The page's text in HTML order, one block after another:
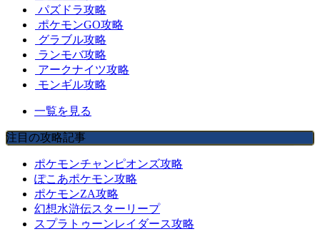
パズドラ攻略
ポケモンGO攻略
グラブル攻略
ランモバ攻略
アークナイツ攻略
モンギル攻略
一覧を見る
注目の攻略記事
ポケモンチャンピオンズ攻略
ぽこあポケモン攻略
ポケモンZA攻略
幻想水滸伝スターリープ
スプラトゥーンレイダース攻略